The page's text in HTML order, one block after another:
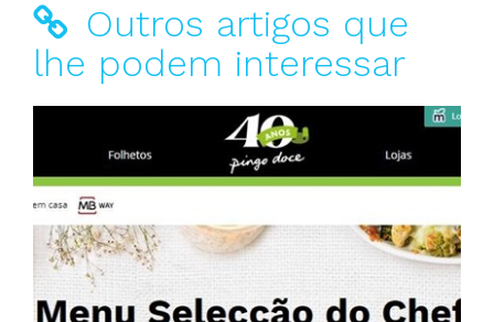
Outros artigos que
lhe podem interessar